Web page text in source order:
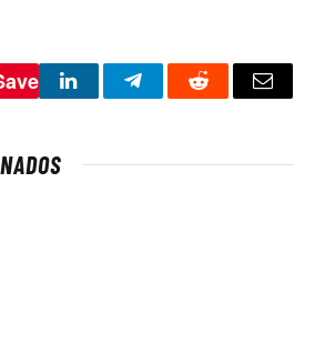
LinkedInTelegramReddit Email